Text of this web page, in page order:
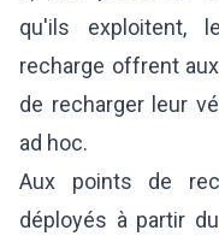
qu'ils exploitent,
recharge offrent
de recharger leur
ad hoc.
Aux points de
déployés à partir